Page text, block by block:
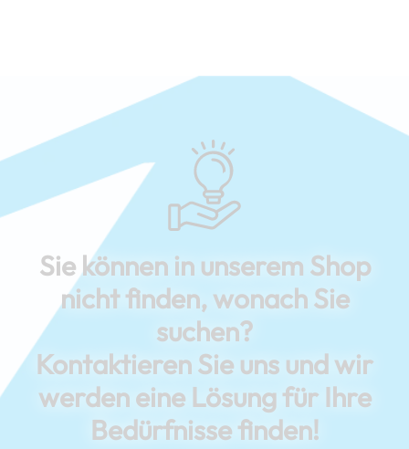
Sie können in unserem Shop
nicht finden, wonach Sie
suchen?
Kontaktieren Sie uns und wir
werden eine Lösung für Ihre
Bedürfnisse finden!